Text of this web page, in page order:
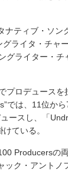
ティブ・ソン
ライタ・チャ
グライター・
ロデュースを
では、11位か
ースし、「
ている。
Producersの
ック・アント